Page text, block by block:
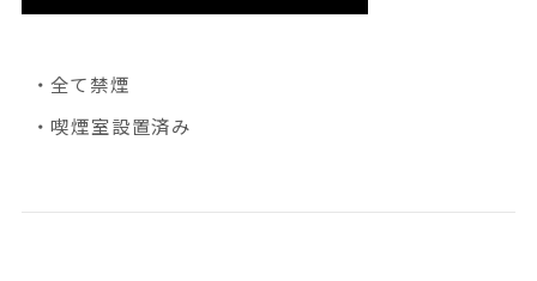
・ 全て禁煙
・ 喫煙室設置済み